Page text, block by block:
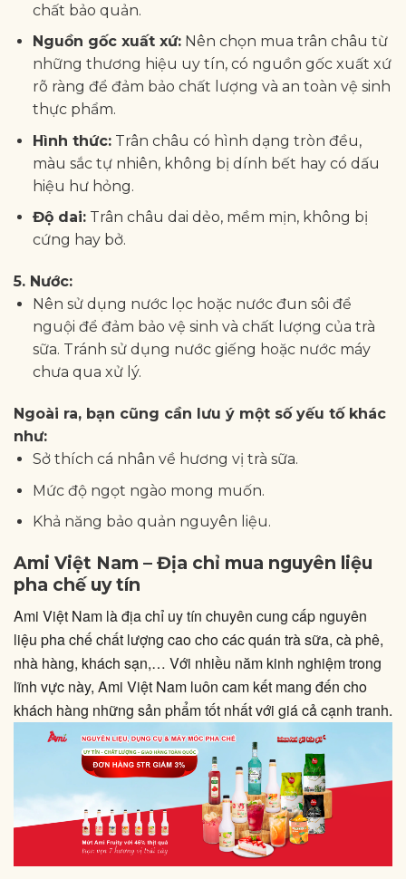
chất bảo quản.
Nguồn gốc xuất xứ:Nên chọn mua trân châu từ
những thương hiệu uy tín, có nguồn gốc xuất xứ
rõ ràng để đảm bảo chất lượng và an toàn vệ sinh
thực phẩm.
Hình thức:Trân châu có hình dạng tròn đều,
màu sắc tự nhiên, không bị dính bết hay có dấu
hiệu hư hỏng.
Độ dai:Trân châu dai dẻo, mềm mịn, không bị
cứng hay bở.
5. Nước:
Nên sử dụng nước lọc hoặc nước đun sôi để
nguội để đảm bảo vệ sinh và chất lượng của trà
sữa. Tránh sử dụng nước giếng hoặc nước máy
chưa qua xử lý.
Ngoài ra, bạn cũng cần lưu ý một số yếu tố khác
như:
Sở thích cá nhân về hương vị trà sữa.
Mức độ ngọt ngào mong muốn.
Khả năng bảo quản nguyên liệu.
Ami Việt Nam – Địa chỉ mua nguyên liệu
pha chế uy tín
Ami Việt Nam là địa chỉ uy tín chuyên cung cấp nguyên
liệu pha chế chất lượng cao cho các quán trà sữa, cà phê,
nhà hàng, khách sạn,… Với nhiều năm kinh nghiệm trong
lĩnh vực này, Ami Việt Nam luôn cam kết mang đến cho
khách hàng những sản phẩm tốt nhất với giá cả cạnh tranh.